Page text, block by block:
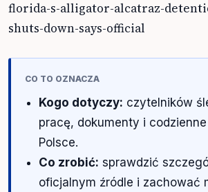
florida-s-alligator-alcatraz-
shuts-down-says-official
CO TO OZNACZA
Kogo dotyczy: czytelników
pracę, dokumenty i
Polsce.
Co zrobić: sprawdzić
oficjalnym źródle i zachować